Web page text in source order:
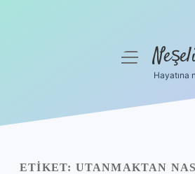
Yasal Uyarı
menüyü
Hayatına
ETIKET: UTANMAKTAN